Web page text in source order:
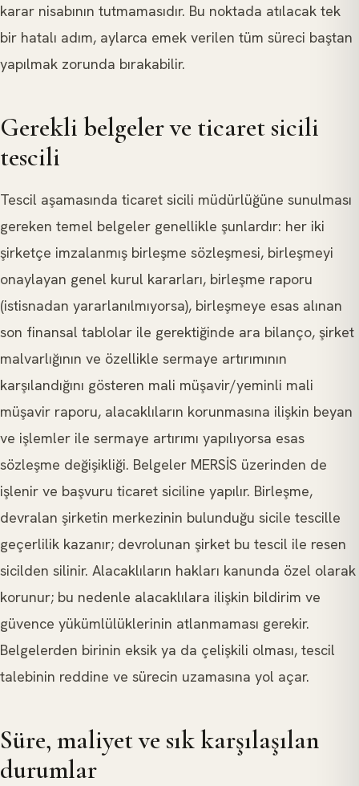
karar nisabının tutmamasıdır. Bu noktada atılacak tek
bir hatalı adım, aylarca emek verilen tüm süreci baştan
yapılmak zorunda bırakabilir.
Gerekli belgeler ve ticaret sicili
tescili
Tescil aşamasında ticaret sicili müdürlüğüne sunulması
gereken temel belgeler genellikle şunlardır: her iki
şirketçe imzalanmış birleşme sözleşmesi, birleşmeyi
onaylayan genel kurul kararları, birleşme raporu
(istisnadan yararlanılmıyorsa), birleşmeye esas alınan
son finansal tablolar ile gerektiğinde ara bilanço, şirket
malvarlığının ve özellikle sermaye artırımının
karşılandığını gösteren mali müşavir/yeminli mali
müşavir raporu, alacaklıların korunmasına ilişkin beyan
ve işlemler ile sermaye artırımı yapılıyorsa esas
sözleşme değişikliği. Belgeler MERSİS üzerinden de
işlenir ve başvuru ticaret siciline yapılır. Birleşme,
devralan şirketin merkezinin bulunduğu sicile tescille
geçerlilik kazanır; devrolunan şirket bu tescil ile resen
sicilden silinir. Alacaklıların hakları kanunda özel olarak
korunur; bu nedenle alacaklılara ilişkin bildirim ve
güvence yükümlülüklerinin atlanmaması gerekir.
Belgelerden birinin eksik ya da çelişkili olması, tescil
talebinin reddine ve sürecin uzamasına yol açar.
Süre, maliyet ve sık karşılaşılan
durumlar